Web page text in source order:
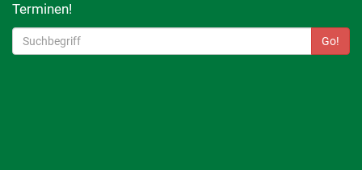
Terminen!
Go!